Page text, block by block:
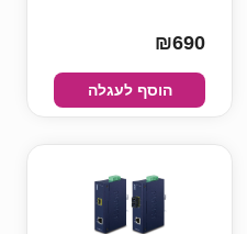
₪690
הוסף לעגלה